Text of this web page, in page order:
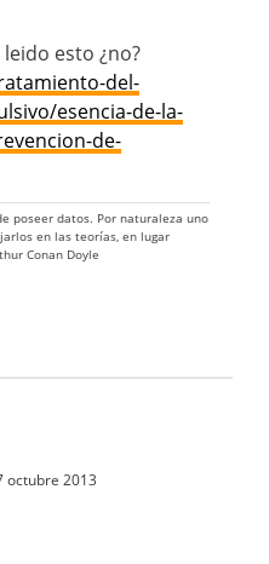
esto ¿no?
del-
esencia-de-la-
de-
poseer datos. Por naturaleza uno
en las teorías, en lugar
Conan Doyle
octubre 2013